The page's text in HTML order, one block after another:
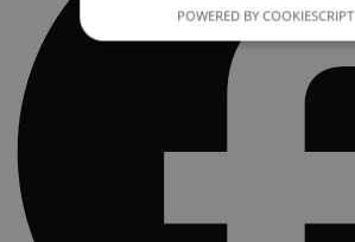
POWERED BY COOKIESCRIPT